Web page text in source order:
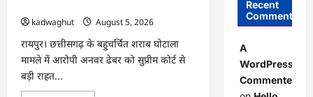
kadwaghut
August 5, 2026
रायपुर। छत्तीसगढ़ के बहुचर्चित शराब घोटाला
मामले में आरोपी अनवर ढेबर को सुप्रीम कोर्ट से
बड़ी राहत...
Recent
Comments
A
WordPress
Commenter